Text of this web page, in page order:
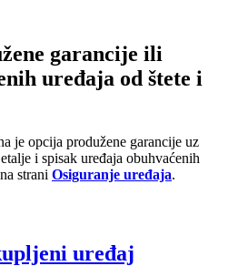
garancije ili
uređaja od štete i
je opcija produžene garancije uz
i spisak uređaja obuhvaćenih
strani Osiguranje uređaja.
uređaj